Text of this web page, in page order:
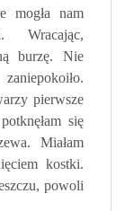
mogła nam
Wracając,
burzę. Nie
pierwsze
się
Miałam
kostki.
powoli